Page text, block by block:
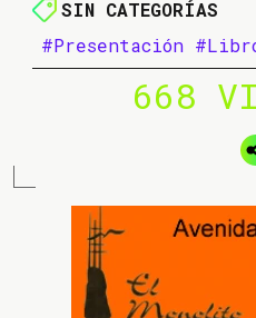
SIN CATEGORÍAS
#Presentación
668